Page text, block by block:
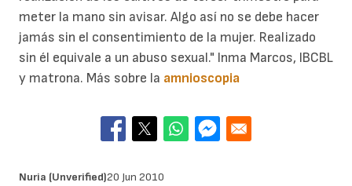
meter la mano sin avisar. Algo así no se debe hacer
jamás sin el consentimiento de la mujer. Realizado
sin él equivale a un abuso sexual." Inma Marcos, IBCBL
y matrona. Más sobre la amnioscopia
Nuria (unverified)20 Jun 2010